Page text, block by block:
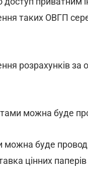
таких ОВГП
розрахунків
можна буде
можна буде
цінних